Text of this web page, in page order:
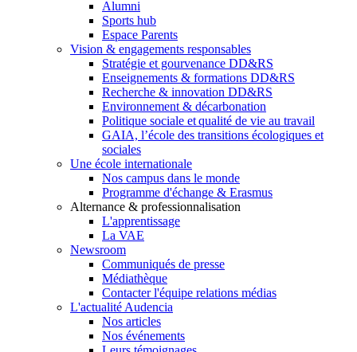
Alumni
Sports hub
Espace Parents
Vision & engagements responsables
Stratégie et gourvenance DD&RS
Enseignements & formations DD&RS
Recherche & innovation DD&RS
Environnement & décarbonation
Politique sociale et qualité de vie au travail
GAIA, l’école des transitions écologiques et
sociales
Une école internationale
Nos campus dans le monde
Programme d'échange & Erasmus
Alternance & professionnalisation
L'apprentissage
La VAE
Newsroom
Communiqués de presse
Médiathèque
Contacter l'équipe relations médias
L'actualité Audencia
Nos articles
Nos événements